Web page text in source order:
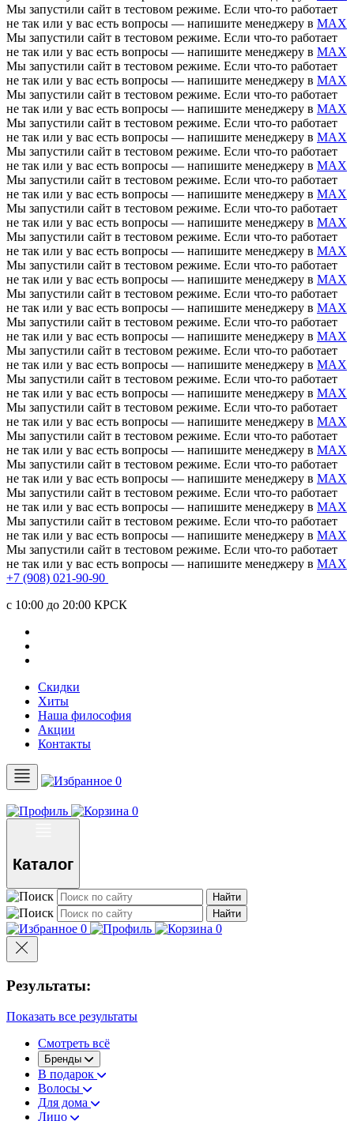
Мы запустили сайт в тестовом режиме. Если что-то работает
не так или у вас есть вопросы — напишите менеджеру в MAX
Мы запустили сайт в тестовом режиме. Если что-то работает
не так или у вас есть вопросы — напишите менеджеру в MAX
Мы запустили сайт в тестовом режиме. Если что-то работает
не так или у вас есть вопросы — напишите менеджеру в MAX
Мы запустили сайт в тестовом режиме. Если что-то работает
не так или у вас есть вопросы — напишите менеджеру в MAX
Мы запустили сайт в тестовом режиме. Если что-то работает
не так или у вас есть вопросы — напишите менеджеру в MAX
Мы запустили сайт в тестовом режиме. Если что-то работает
не так или у вас есть вопросы — напишите менеджеру в MAX
Мы запустили сайт в тестовом режиме. Если что-то работает
не так или у вас есть вопросы — напишите менеджеру в MAX
Мы запустили сайт в тестовом режиме. Если что-то работает
не так или у вас есть вопросы — напишите менеджеру в MAX
Мы запустили сайт в тестовом режиме. Если что-то работает
не так или у вас есть вопросы — напишите менеджеру в MAX
Мы запустили сайт в тестовом режиме. Если что-то работает
не так или у вас есть вопросы — напишите менеджеру в MAX
Мы запустили сайт в тестовом режиме. Если что-то работает
не так или у вас есть вопросы — напишите менеджеру в MAX
Мы запустили сайт в тестовом режиме. Если что-то работает
не так или у вас есть вопросы — напишите менеджеру в MAX
Мы запустили сайт в тестовом режиме. Если что-то работает
не так или у вас есть вопросы — напишите менеджеру в MAX
Мы запустили сайт в тестовом режиме. Если что-то работает
не так или у вас есть вопросы — напишите менеджеру в MAX
Мы запустили сайт в тестовом режиме. Если что-то работает
не так или у вас есть вопросы — напишите менеджеру в MAX
Мы запустили сайт в тестовом режиме. Если что-то работает
не так или у вас есть вопросы — напишите менеджеру в MAX
Мы запустили сайт в тестовом режиме. Если что-то работает
не так или у вас есть вопросы — напишите менеджеру в MAX
Мы запустили сайт в тестовом режиме. Если что-то работает
не так или у вас есть вопросы — напишите менеджеру в MAX
Мы запустили сайт в тестовом режиме. Если что-то работает
не так или у вас есть вопросы — напишите менеджеру в MAX
Мы запустили сайт в тестовом режиме. Если что-то работает
не так или у вас есть вопросы — напишите менеджеру в MAX
+7 (908) 021-90-90
c 10:00 до 20:00 КРСК
Скидки
Хиты
Наша философия
Акции
Контакты
0
0
Каталог
Найти
Найти
0 0
Результаты:
Показать все результаты
Смотреть всё
Бренды
В подарок
Волосы
Для дома
Лицо